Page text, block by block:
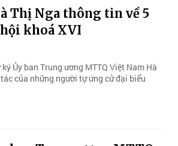
Thị Nga thông tin về 5
khoá XVI
Ủy ban Trung ương MTTQ Việt Nam Hà
của những người tự ứng cử đại biểu